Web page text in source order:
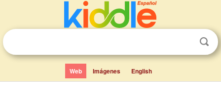
Web Imágenes English